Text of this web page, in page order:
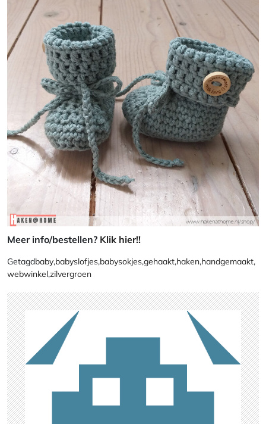
Meer info/bestellen? Klik hier!!
Getagdbaby,babyslofjes,babysokjes,gehaakt,haken,handgemaakt,
webwinkel,zilvergroen